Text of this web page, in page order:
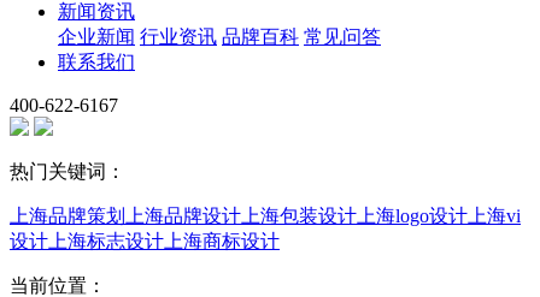
新闻资讯
企业新闻 行业资讯 品牌百科 常见问答
联系我们
400-622-6167
热门关键词：
上海品牌策划 上海品牌设计 上海包装设计 上海logo设计 上海vi
设计 上海标志设计 上海商标设计
当前位置：